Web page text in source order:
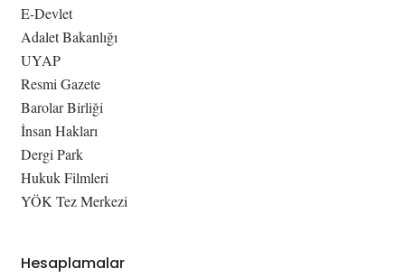
E-Devlet
Adalet Bakanlığı
UYAP
Resmi Gazete
Barolar Birliği
İnsan Hakları
Dergi Park
Hukuk Filmleri
YÖK Tez Merkezi
Hesaplamalar